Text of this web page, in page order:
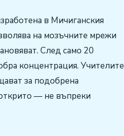
в Мичиганския
на мозъчните мрежи
След само 20
концентрация. Учителите
за подобрена
— не въпреки